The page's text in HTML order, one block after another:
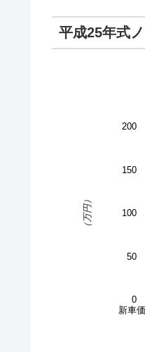
平成25年式
新車
0
50
100
150
200
（万円）